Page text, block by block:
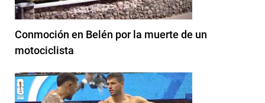
Conmoción en Belén por la muerte de un
motociclista